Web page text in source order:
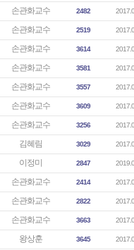
손관화교수 2482
손관화교수 2519
손관화교수 3614
손관화교수 3581
손관화교수 3557
손관화교수 3609
손관화교수 3256
김혜림 3029
이정미 2847
손관화교수 2414
손관화교수 2822
손관화교수 3663
왕상훈 3645